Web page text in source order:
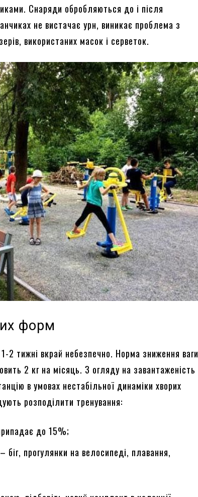
Снаряди обробляються до і після
не вистачає урн, виникає проблема з
використаних масок і серветок.
форм
2 тижні вкрай небезпечно. Норма зниження ваги
2 кг на місяць. З огляду на завантаженість
в умовах нестабільної динаміки хворих
розподілити тренування:
до 15%;
біг, прогулянки на велосипеді, плавання,